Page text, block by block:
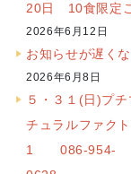
20日 10食限定
2026年6月12日
お知らせが遅く
2026年6月8日
５・３１(日)プ
チュラルファク
1 086-954-